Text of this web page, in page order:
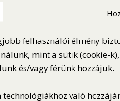
felhasználói élmény
mint a sütik (cookie-
és/vagy férünk hozzájuk.
technológiákhoz való
kedvezményes ajánlatainkról !
hírlevélre!